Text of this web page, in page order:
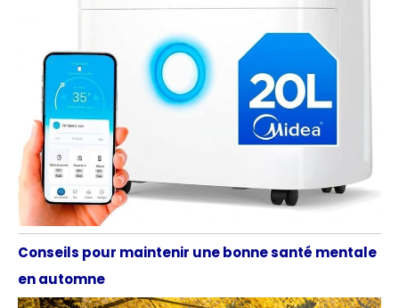
Conseils pour maintenir une bonne santé mentale
en automne